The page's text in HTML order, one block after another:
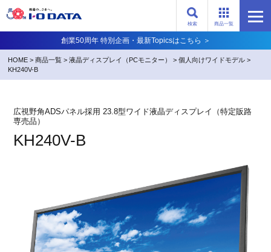
検索 商品一覧
創業50周年 特別企画・最新Topicsはこちら ＞
HOME >商品一覧 >液晶ディスプレイ（PCモニター） >個人向けワイドモデル >
KH240V-B
広視野角ADSパネル採用 23.8型ワイド液晶ディスプレイ（特定販路
専売品）
KH240V-B